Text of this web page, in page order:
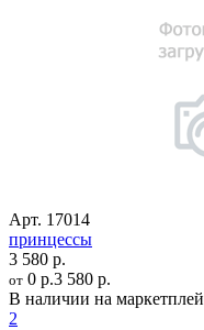
Арт. 17014
принцессы
3 580 р.
от 0 р.3 580 р.
В наличии на
2